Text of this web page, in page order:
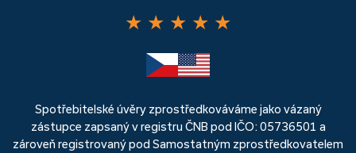
★ ★ ★ ★ ★
Spotřebitelské úvěry zprostředkováváme jako vázaný
zástupce zapsaný v registru ČNB pod IČO: 05736501 a
zároveň registrovaný pod Samostatným zprostředkovatelem